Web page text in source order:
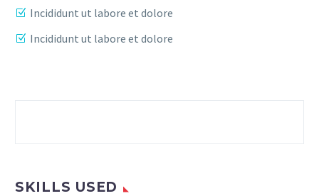
Incididunt ut labore et dolore
Incididunt ut labore et dolore
SKILLS USED